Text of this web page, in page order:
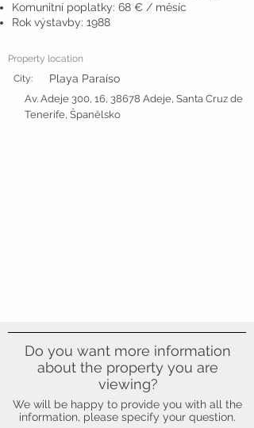
Komunitní poplatky: 68 € / měsíc
Rok výstavby: 1988
Property location
City:
Playa Paraíso
Av. Adeje 300, 16, 38678 Adeje, Santa Cruz de
Tenerife, Španělsko
Do you want more information
about the property you are
viewing?
We will be happy to provide you with all the
information, please specify your question.